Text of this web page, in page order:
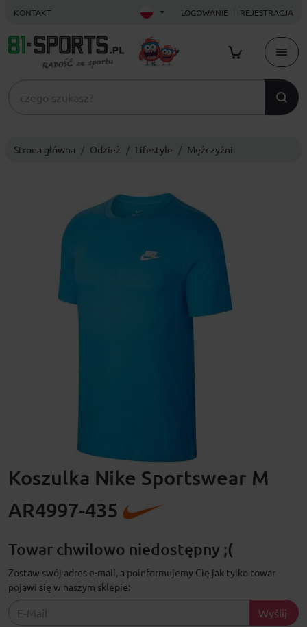
KONTAKT LOGOWANIE REJESTRACJA
Strona główna Odzież Lifestyle Mężczyźni
Koszulka Nike Sportswear M
AR4997-435
Towar chwilowo niedostępny ;(
Zostaw swój adres e-mail, a poinformujemy Cię jak tylko towar
pojawi się w naszym sklepie:
Wyślij